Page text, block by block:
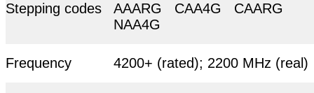
Stepping codes
AAARG CAA4G CAARG
NAA4G
Frequency 4200+ (rated); 2200 MHz (real)